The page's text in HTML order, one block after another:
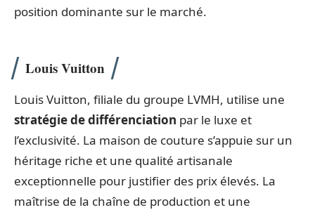
position dominante sur le marché.
Louis Vuitton
Louis Vuitton, filiale du groupe LVMH, utilise une
stratégie de différenciation par le luxe et
l’exclusivité. La maison de couture s’appuie sur un
héritage riche et une qualité artisanale
exceptionnelle pour justifier des prix élevés. La
maîtrise de la chaîne de production et une